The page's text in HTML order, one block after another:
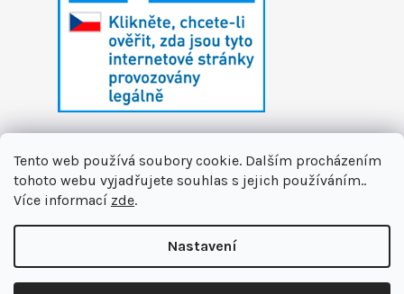
Tento web používá soubory cookie. Dalším procházením
tohoto webu vyjadřujete souhlas s jejich používáním..
Více informací zde.
Nastavení
🏝️ Dáváme si letní pauzu. Připravujeme pro vás novinky a na
Copyright 2026První zvířecí lékárna. Všechna